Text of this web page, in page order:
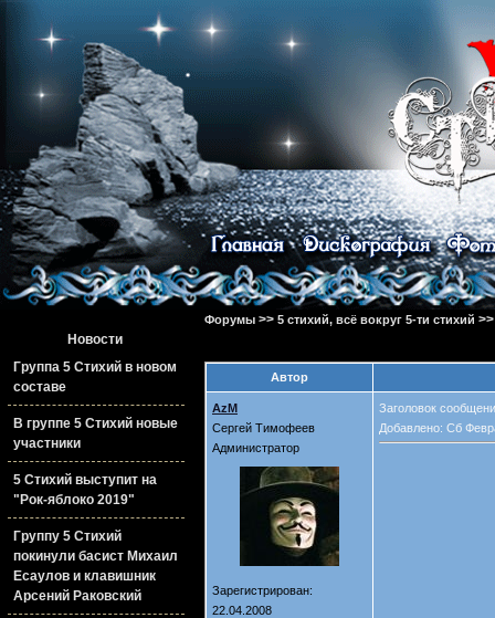
Форумы >> 5 стихий, всё вокруг 5-ти стихий
Автор
AzM
Сергей Тимофеев
Администратор
Зарегистрирован:
22.04.2008
Заголовок
Добавлено: Сб
Новости
Группа 5 Стихий в новом
составе
В группе 5 Стихий новые
участники
5 Стихий выступит на
"Рок-яблоко 2019"
Группу 5 Стихий
покинули басист Михаил
Есаулов и клавишник
Арсений Раковский